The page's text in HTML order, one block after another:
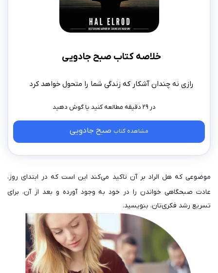
خلاصه کتاب صبح جادویی
رازی نه چندان آشکار که زندگی شما را متحول خواهد کرد
در ۲۹ دقیقه مطالعه کنید
مشاهده کتاب صبح جادویی
موضوعی که هل الراد بر آن تاکید می‌کند این است که در ابتدای روز،
عادت صبحگاهی خواندن را در خود به وجود آورده و بعد از آن، برای
تسریع رشد فکری‌تان، بنویسید.